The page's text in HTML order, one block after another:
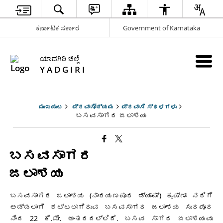
ಕರ್ನಾಟಕ ಸರ್ಕಾರ Government of Karnataka
ಯಾದಗಿರಿ ಜಿಲ್ಲೆ
Y A D G I R I
ಮುಖಪುಟ ಪ್ರವಾಸೋದ್ಯಮ ಪ್ರವಾಸಿ ಸ್ಥಳಗಳು
ಬಸವಸಾಗರ ಜಲಾಶಯ
ಬಸವಸಾಗರ
ಜಲಾಶಯ
ಬಸವಸಾಗರ ಜಲಾಶಯ (ನಾರಯಣಪೂರ ಡ್ಯಾಮ್) ಕೃಷ್ಣಾ ನದಿಗೆ
ಅಡ್ಡಲಾಗಿ ಕಟ್ಟಲಾಗಿರುವ ಬಸವಸಾಗರ ಜಲಾಶಯ ಸುರಪೂರ
ನಿಂದ 22 ಕಿ.ಮೀ. ಅಂತರದಲ್ಲಿದೆ. ಬಸವ ಸಾಗರ ಜಲಾಶಯವು